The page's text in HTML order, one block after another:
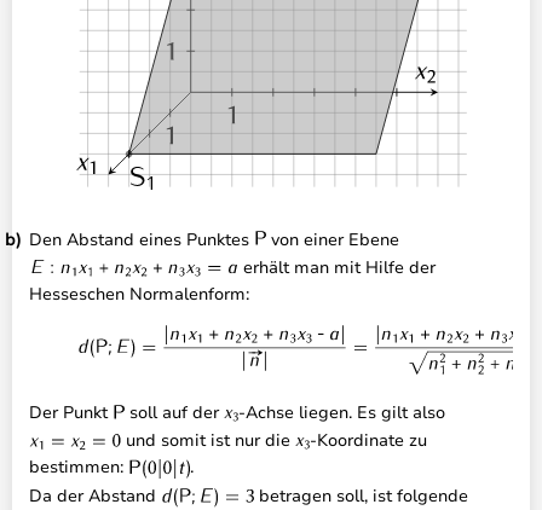
Den Abstand eines Punktes
von einer Ebene
erhält man mit Hilfe der
Hesseschen Normalenform:
Der Punkt soll auf der
-Achse liegen. Es gilt also
und somit ist nur die
-Koordinate zu
bestimmen:
.
Da der Abstand
betragen soll, ist folgende